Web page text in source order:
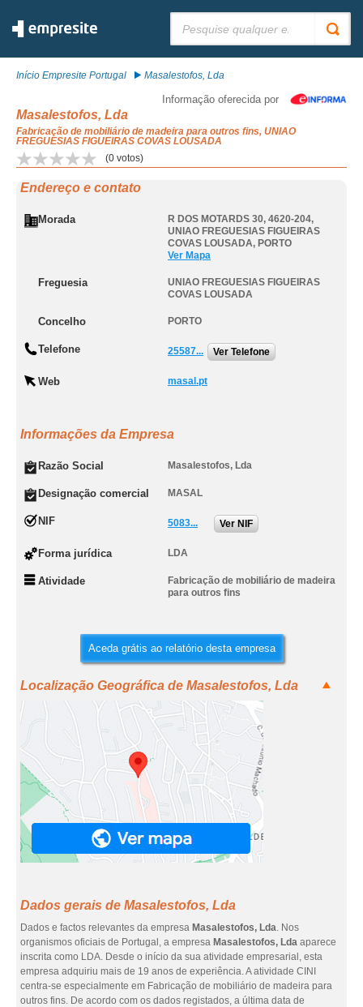
Início Empresite Portugal Masalestofos, Lda
Informação oferecida por
Masalestofos, Lda
Fabricação de mobiliário de madeira para outros fins, UNIAO
FREGUESIAS FIGUEIRAS COVAS LOUSADA
(0 votos)
Endereço e contato
Morada R DOS MOTARDS 30, 4620-204,
UNIAO FREGUESIAS FIGUEIRAS
COVAS LOUSADA, PORTO
Ver Mapa
Freguesia
UNIAO FREGUESIAS FIGUEIRAS
COVAS LOUSADA
Concelho PORTO
Telefone 25587... Ver Telefone
Web masal.pt
Informações da Empresa
Razão Social Masalestofos, Lda
Designação comercial MASAL
NIF 5083... Ver NIF
Forma jurídica LDA
Atividade
Fabricação de mobiliário de madeira
para outros fins
Aceda grátis ao relatório desta empresa
Localização Geográfica de Masalestofos, Lda
Dados gerais de Masalestofos, Lda
Dados e factos relevantes da empresa Masalestofos, Lda. Nos
organismos oficiais de Portugal, a empresa Masalestofos, Lda aparece
inscrita como LDA. Desde o início da sua atividade empresarial, esta
empresa adquiriu mais de 19 anos de experiência. A atividade CINI
centra-se especialmente em Fabricação de mobiliário de madeira para
outros fins. De acordo com os dados registados, a última data de